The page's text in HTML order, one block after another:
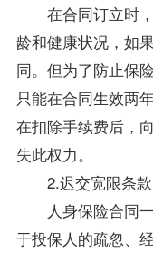
在合同订立时，
龄和健康状况，如
同。但为了防止保
只能在合同生效两
在扣除手续费后，
失此权力。
2.迟交宽限条款
人身保险合同一
于投保人的疏忽、